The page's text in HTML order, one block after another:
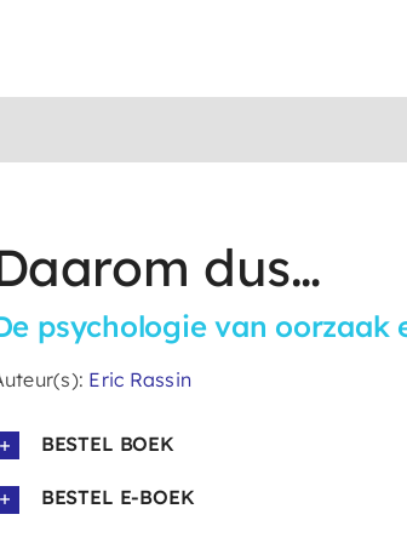
dus…
psychologie van oorzaak
Eric Rassin
BESTEL BOEK
BESTEL E-BOEK